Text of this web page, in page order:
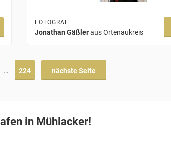
FOTOGRAF
Jonathan Gäßleraus Ortenaukreis
… 224 nächste Seite
in Mühlacker!